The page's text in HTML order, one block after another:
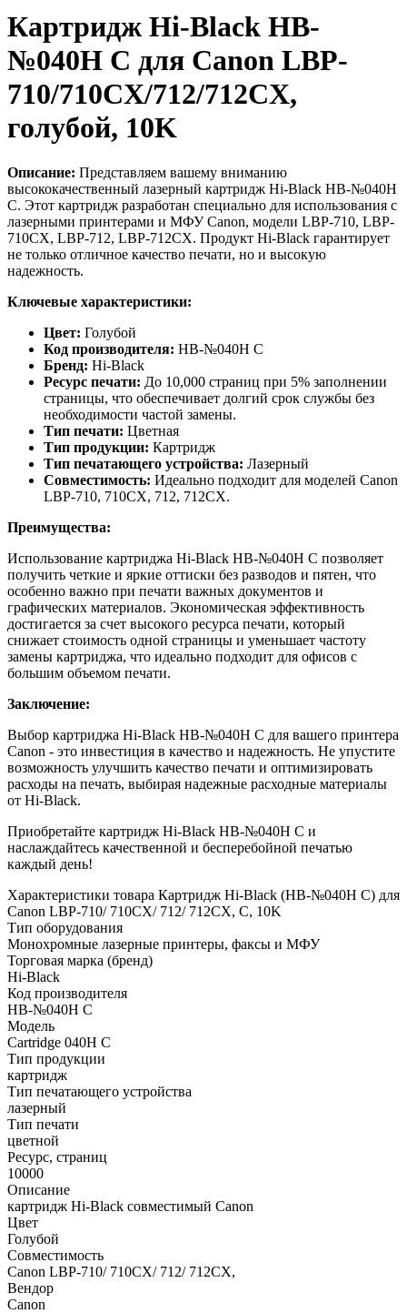
Картридж Hi-Black HB-
№040H C для Canon LBP-
710/710CX/712/712CX,
голубой, 10K
Описание: Представляем вашему вниманию
высококачественный лазерный картридж Hi-Black HB-№040H
C. Этот картридж разработан специально для использования с
лазерными принтерами и МФУ Canon, модели LBP-710, LBP-
710CX, LBP-712, LBP-712CX. Продукт Hi-Black гарантирует
не только отличное качество печати, но и высокую
надежность.
Ключевые характеристики:
Цвет: Голубой
Код производителя: HB-№040H C
Бренд: Hi-Black
Ресурс печати: До 10,000 страниц при 5% заполнении
страницы, что обеспечивает долгий срок службы без
необходимости частой замены.
Тип печати: Цветная
Тип продукции: Картридж
Тип печатающего устройства: Лазерный
Совместимость: Идеально подходит для моделей Canon
LBP-710, 710CX, 712, 712CX.
Преимущества:
Использование картриджа Hi-Black HB-№040H C позволяет
получить четкие и яркие оттиски без разводов и пятен, что
особенно важно при печати важных документов и
графических материалов. Экономическая эффективность
достигается за счет высокого ресурса печати, который
снижает стоимость одной страницы и уменьшает частоту
замены картриджа, что идеально подходит для офисов с
большим объемом печати.
Заключение:
Выбор картриджа Hi-Black HB-№040H C для вашего принтера
Canon - это инвестиция в качество и надежность. Не упустите
возможность улучшить качество печати и оптимизировать
расходы на печать, выбирая надежные расходные материалы
от Hi-Black.
Приобретайте картридж Hi-Black HB-№040H C и
наслаждайтесь качественной и бесперебойной печатью
каждый день!
Характеристики товара Картридж Hi-Black (HB-№040H C) для
Canon LBP-710/ 710CX/ 712/ 712CX, C, 10K
Тип оборудования
Монохромные лазерные принтеры, факсы и МФУ
Торговая марка (бренд)
Hi-Black
Код производителя
HB-№040H C
Модель
Cartridge 040H C
Тип продукции
картридж
Тип печатающего устройства
лазерный
Тип печати
цветной
Ресурс, страниц
10000
Описание
картридж Hi-Black совместимый Canon
Цвет
Голубой
Совместимость
Canon LBP-710/ 710CX/ 712/ 712CX,
Вендор
Canon